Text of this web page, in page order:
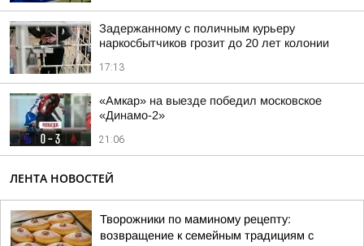
Задержанному с поличным курьеру
наркосбытчиков грозит до 20 лет колонии
17:13
«Амкар» на выезде победил московское
«Динамо-2»
21:06
ЛЕНТА НОВОСТЕЙ
Творожники по маминому рецепту:
возвращение к семейным традициям с